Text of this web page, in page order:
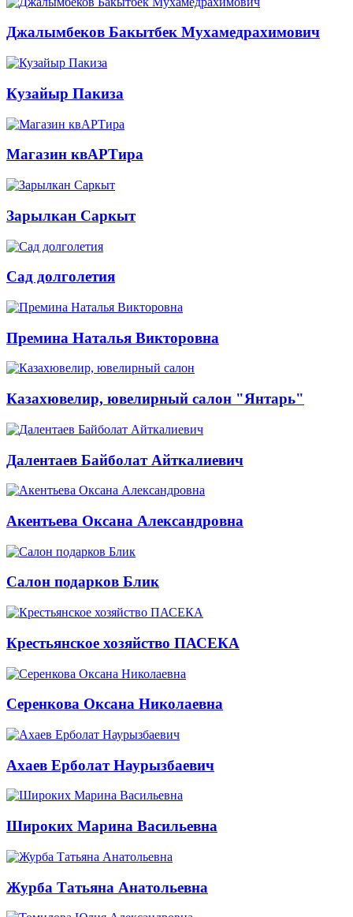
Джалымбеков Бакытбек Мухамедрахимович
Кузайыр Пакиза
Магазин квАРТира
Зарылкан Саркыт
Сад долголетия
Премина Наталья Викторовна
Казахювелир, ювелирный салон "Янтарь"
Далентаев Байболат Айткалиевич
Акентьева Оксана Александровна
Салон подарков Блик
Крестьянское хозяйство ПАСЕКА
Серенкова Оксана Николаевна
Ахаев Ерболат Наурызбаевич
Широких Марина Васильевна
Журба Татьяна Анатольевна